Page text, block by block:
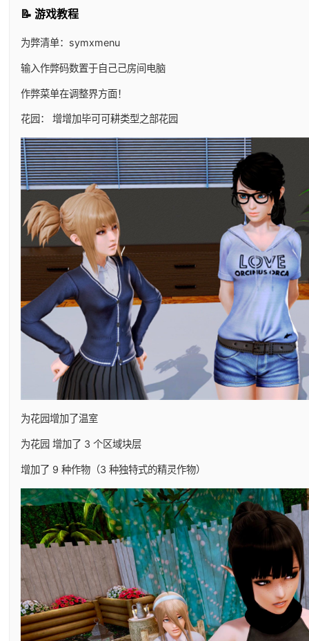
📝 游戏教程
为弊清单：symxmenu
输入作弊码数置于自己己房间电脑
作弊菜单在调整界方面！
花园： 增增加毕可可耕类型之部花园
为花园增加了温室
为花园 增加了 3 个区域块层
增加了 9 种作物（3 种独特式的精灵作物）